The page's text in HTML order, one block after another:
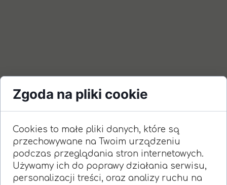
Zgoda na pliki cookie
Cookies to małe pliki danych, które są
przechowywane na Twoim urządzeniu
podczas przeglądania stron internetowych.
Używamy ich do poprawy działania serwisu,
personalizacji treści, oraz analizy ruchu na